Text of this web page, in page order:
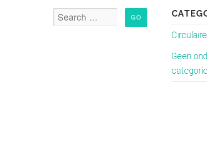
Geen
categorie